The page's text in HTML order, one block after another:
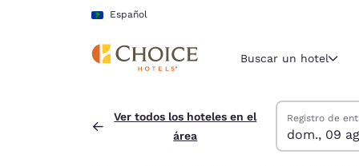
Pasar A Contenido Principal
Español
Región y
Buscar un hotel
Ver todos los hoteles en el
área
Buscar hoteles
domingo, 9 de
Registro de
dom., 09
lunes, 10 de
lunes, 10 de
domingo, 9